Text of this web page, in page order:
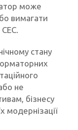
може
вимагати
стану
не
бізнесу
модернізації